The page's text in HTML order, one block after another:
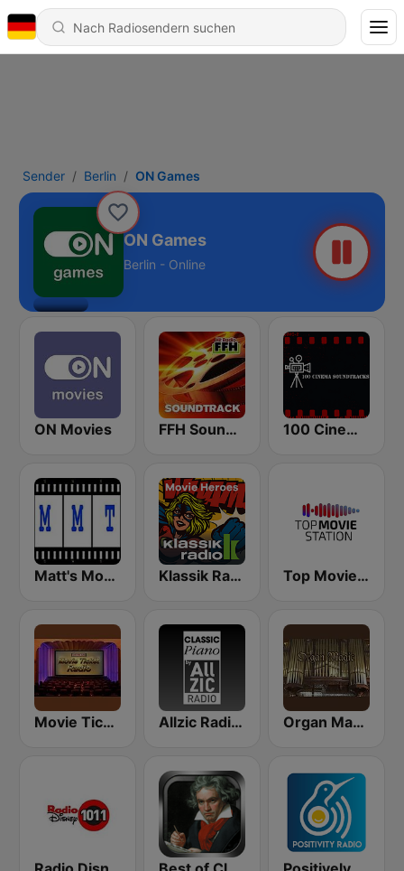
Sender Berlin ON Games
ON Games
Berlin - Online
ON Movies FFH Soundtrack 100 Cinema Soundtracks
Matt's Movie Trax Klassik Radio Movie Heroes Top Movie Station
Movie Ticket Radio Allzic Radio CLASSIC PIANO Organ Magic